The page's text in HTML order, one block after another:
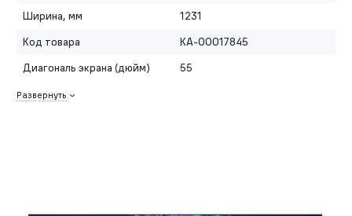
Ширина, мм
1231
Код товара
КА-00017845
Диагональ экрана (дюйм)
55
Развернуть